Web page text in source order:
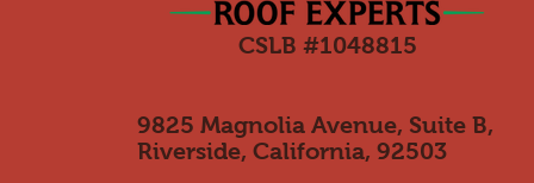
CSLB #1048815
9825 Magnolia Avenue, Suite B,
Riverside, California, 92503